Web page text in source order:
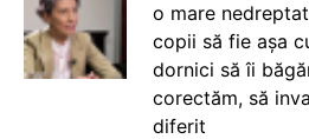
o mare
copii să fie așa
dornici să îi
corectăm, să
diferit